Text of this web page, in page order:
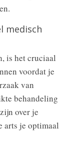
medisch
is het cruciaal
voordat je
van
behandeling
over je
arts je optimaal